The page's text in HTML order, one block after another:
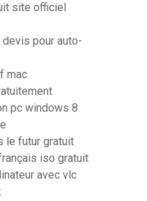
site officiel
pour auto-
mac
pc windows 8
le futur gratuit
iso gratuit
avec vlc